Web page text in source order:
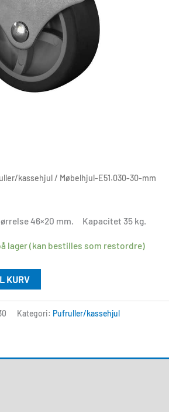
kassehjul/ Møbelhjul-E51.030-30-mm
46×20 mm. Kapacitet 35 kg.
lager (kan bestilles som restordre)
KURV
Kategori: Pufruller/kassehjul